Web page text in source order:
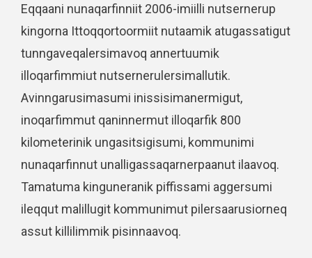
Eqqaani nunaqarfinniit 2006-imiilli nutsernerup
kingorna Ittoqqortoormiit nutaamik atugassatigut
tunngaveqalersimavoq annertuumik
illoqarfimmiut nutsernerulersimallutik.
Avinngarusimasumi inissisimanermigut,
inoqarfimmut qaninnermut illoqarfik 800
kilometerinik ungasitsigisumi, kommunimi
nunaqarfinnut unalligassaqarnerpaanut ilaavoq.
Tamatuma kinguneranik piffissami aggersumi
ileqqut malillugit kommunimut pilersaarusiorneq
assut killilimmik pisinnaavoq.